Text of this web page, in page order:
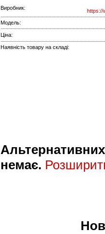
Виробник:
https://
Модель:
Ціна:
Наявність товару на складі:
Альтернативних
немає.